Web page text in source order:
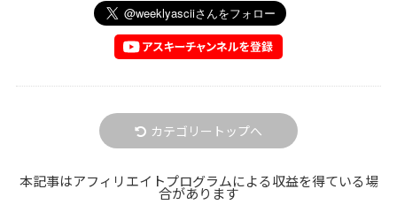
カテゴリートップへ
本記事はアフィリエイトプログラムによる収益を得ている場
合があります